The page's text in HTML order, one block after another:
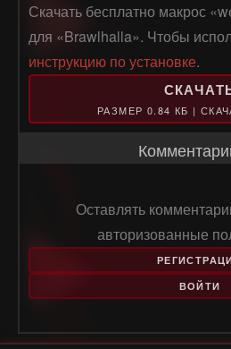
Скачать бесплатно макрос
для «Brawlhalla». Чтобы
инструкцию по установке.
РАЗМЕР 0.84 КБ |
Оставлять
авторизованные
ВОЙТИ